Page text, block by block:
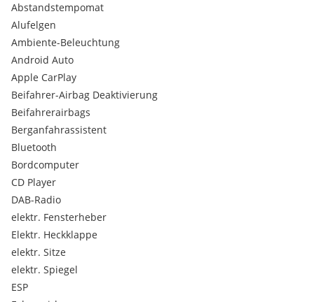
---------------------------------------------------------------------------------
LZ-AUTOMOTIVE ANGEBOT:
-Erstklassige Finanzierungskonditionen mit variablen oder
fixen Zinssatz über unsere Partnerbanken.
-Versicherung zu bestmöglichen Konditionen über unseren
Versicherungsmakler.
-Inklusive: 1. Jahr Gebrauchtwagen GARANTIE
--------------------------------------------------------------------------------
Wir freuen uns auf Ihre Anfrage….
Euer LZ Automotive Team
- Audi
- RS5 Sportback B9
- 2,9TFSI 450PS
- Tiptronic 8-Gang
- Quattro
Abstandstempomat
Alufelgen
Ambiente-Beleuchtung
Android Auto
Apple CarPlay
Beifahrer-Airbag Deaktivierung
Beifahrerairbags
Berganfahrassistent
Bluetooth
Bordcomputer
CD Player
DAB-Radio
elektr. Fensterheber
Elektr. Heckklappe
elektr. Sitze
elektr. Spiegel
ESP